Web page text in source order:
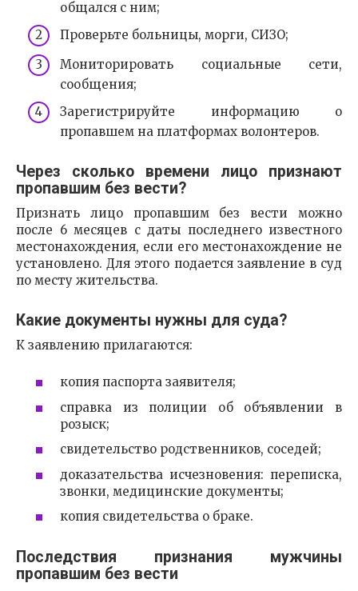
общался с ним;
Проверьте больницы, морги, СИЗО;
Мониторировать социальные сети,
сообщения;
Зарегистрируйте информацию о
пропавшем на платформах волонтеров.
Через сколько времени лицо признают
пропавшим без вести?
Признать лицо пропавшим без вести можно
после 6 месяцев с даты последнего известного
местонахождения, если его местонахождение не
установлено. Для этого подается заявление в суд
по месту жительства.
Какие документы нужны для суда?
К заявлению прилагаются:
копия паспорта заявителя;
справка из полиции об объявлении в
розыск;
свидетельство родственников, соседей;
доказательства исчезновения: переписка,
звонки, медицинские документы;
копия свидетельства о браке.
Последствия признания мужчины
пропавшим без вести